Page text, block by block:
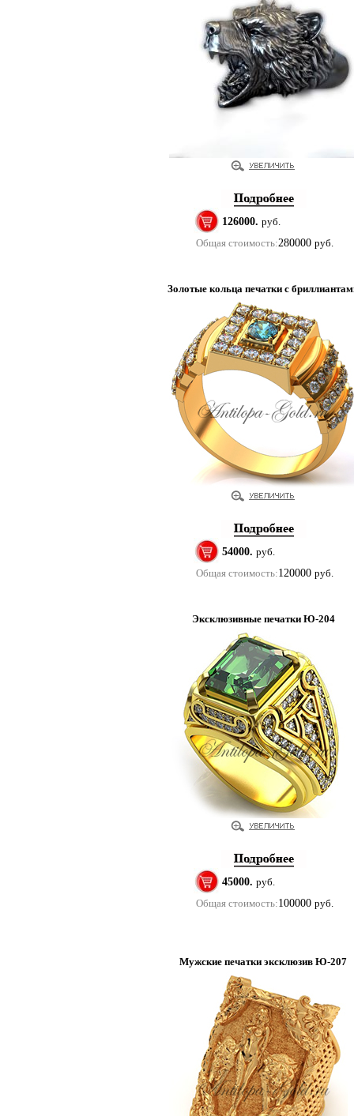
126000. руб.
Общая стоимость:280000 руб.
Золотые кольца печатки с
54000. руб.
Общая стоимость:120000 руб.
Эксклюзивные печатки Ю-204
45000. руб.
Общая стоимость:100000 руб.
Мужские печатки эксклюзив Ю-207